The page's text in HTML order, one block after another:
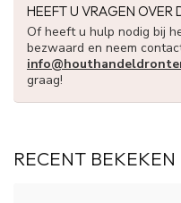
HEEFT U VRAGEN OVER
Of heeft u hulp nodig bij
bezwaard en neem
graag!
RECENT BEKEKEN